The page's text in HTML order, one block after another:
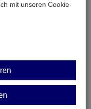
klar ø3mm
mit unseren Cookie-